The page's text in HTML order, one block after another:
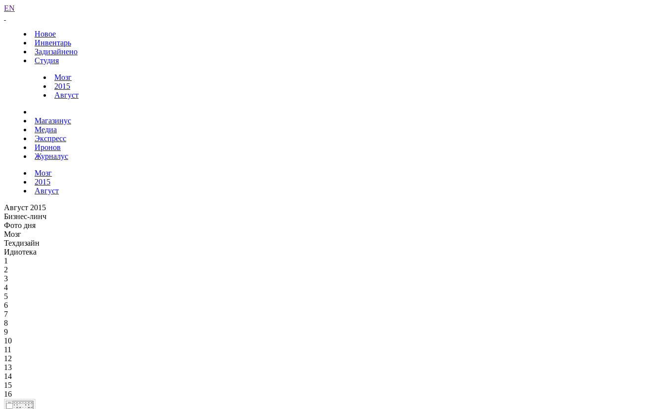
EN
Новое
Инвентарь
Задизайнено
Студия
Мозг
2015
Август
Магазинус
Медиа
Экспресс
Иронов
Журналус
Мозг
2015
Август
Август 2015
Бизнес-линч
Фото дня
Мозг
Техдизайн
Идиотека
1
2
3
4
5
6
7
8
9
10
11
12
13
14
15
16